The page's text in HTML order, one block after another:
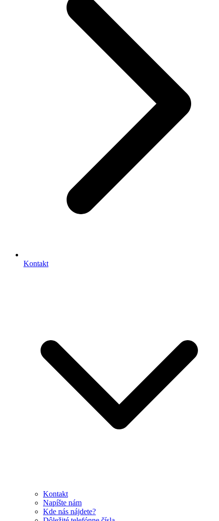
Kontakt
Kontakt
Napíšte nám
Kde nás nájdete?